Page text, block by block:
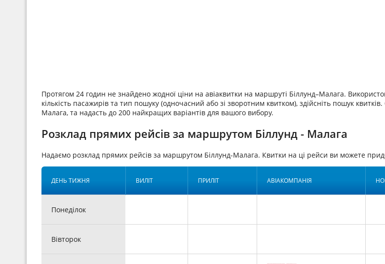
Протягом 24 годин не знайдено жодної ціни на авіаквитки на маршруті Біллунд–Малага.
кількість пасажирів та тип пошуку (одночасний або зі зворотним квитком), здійсніть пошук
Малага, та надасть до 200 найкращих варіантів для вашого вибору.
Розклад прямих рейсів за маршрутом Біллунд - Малага
Надаємо розклад прямих рейсів за маршрутом Біллунд-Малага. Квитки на ці рейси ви можете
ДЕНЬ ТИЖНЯ ВИЛІТ ПРИЛІТ АВІАКОМПАНІЯ
Понеділок
Вівторок